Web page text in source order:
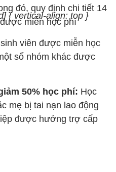
đó, quy định chi tiết 14
miễn học phí
viên được miễn học
số nhóm khác được
50% học phí: Học
mẹ bị tai nạn lao động
được hưởng trợ cấp
{ vertical-align: top }